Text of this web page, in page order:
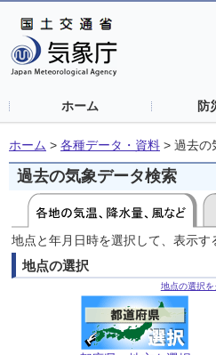
ホーム 防
ホーム > 各種データ・資料 > 過去の
過去の気象データ検索
地点と年月日時を選択して、表示
地点の選択
地点の選択を